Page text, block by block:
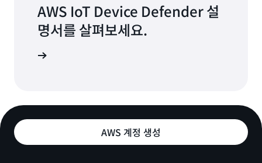
AWS IoT Device Defender 설
명서를 살펴보세요.
AWS 계정 생성